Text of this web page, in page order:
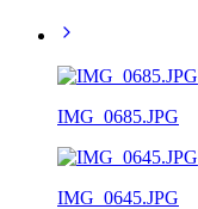
IMG_0685.JPG
IMG_0645.JPG